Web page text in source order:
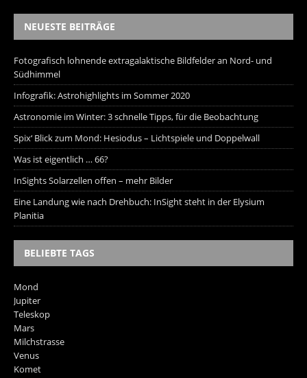
NEUESTE BEITRÄGE
Fotografisch lohnende extragalaktische Bildfelder an Nord- und
Südhimmel
Infografik: Astrohighlights im Sommer 2020
Astronomie im Winter: 3 schnelle Tipps, für die Beobachtung
Spix‘ Blick zum Mond: Hesiodus – Lichtspiele und Doppelwall
Was ist eigentlich … 66?
InSights Solarzellen offen – mehr Bilder
Eine Landung wie nach Drehbuch: InSight steht in der Elysium
Planitia
BELIEBTE TAGS
Mond
Jupiter
Teleskop
Mars
Milchstrasse
Venus
Komet